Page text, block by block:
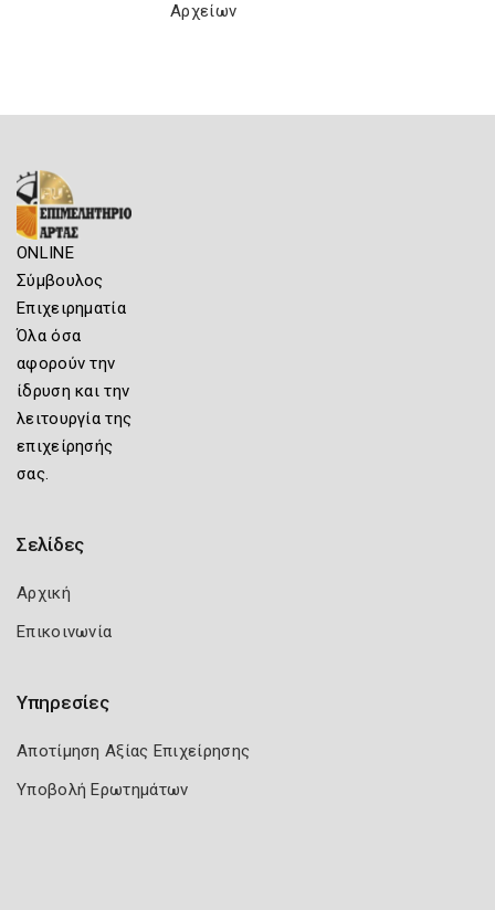
Αρχείων
ONLINE
Σύμβουλος
Επιχειρηματία
Όλα όσα
αφορούν την
ίδρυση και την
λειτουργία της
επιχείρησής
σας.
Σελίδες
Αρχική
Επικοινωνία
Υπηρεσίες
Αποτίμηση Αξίας Επιχείρησης
Υποβολή Ερωτημάτων